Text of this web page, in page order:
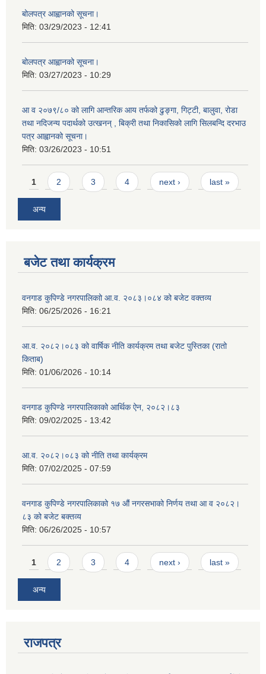
बोलपत्र आह्वानको सूचना।
मिति: 03/29/2023 - 12:41
बोलपत्र आह्वानको सूचना।
मिति: 03/27/2023 - 10:29
आ व २०७९/८० को लागि आन्तरिक आय तर्फको ढुङ्गा, गिट्टी, बालुवा, रोडा
तथा नदिजन्य पदार्थको उत्खनन् , बिक्री तथा निकासिको लागि सिलबन्दि दरभाउ
पत्र आह्वानको सूचना।
मिति: 03/26/2023 - 10:51
Pages
1 2 3 4 next › last »
अन्य
बजेट तथा कार्यक्रम
वनगाड कुपिण्डे नगरपालिकाो आ.व. २०८३।०८४ को बजेट वक्तव्य
मिति: 06/25/2026 - 16:21
आ.व. २०८२।०८३ को वार्षिक नीति कार्यक्रम तथा बजेट पुस्तिका (रातो
किताब)
मिति: 01/06/2026 - 10:14
वनगाड कुपिण्डे नगरपालिकाको आर्थिक ऐन, २०८२।८३
मिति: 09/02/2025 - 13:42
आ.व. २०८२।०८३ को नीति तथा कार्यक्रम
मिति: 07/02/2025 - 07:59
वनगाड कुपिण्डे नगरपालिकाको १७ ‍औं नगरसभाको निर्णय तथा आ व २०८२।
८३ को बजेट बक्तव्य
मिति: 06/26/2025 - 10:57
Pages
1 2 3 4 next › last »
अन्य
राजपत्र